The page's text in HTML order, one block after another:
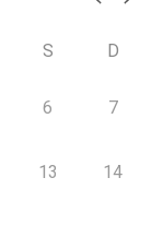
S D
6 7
13 14